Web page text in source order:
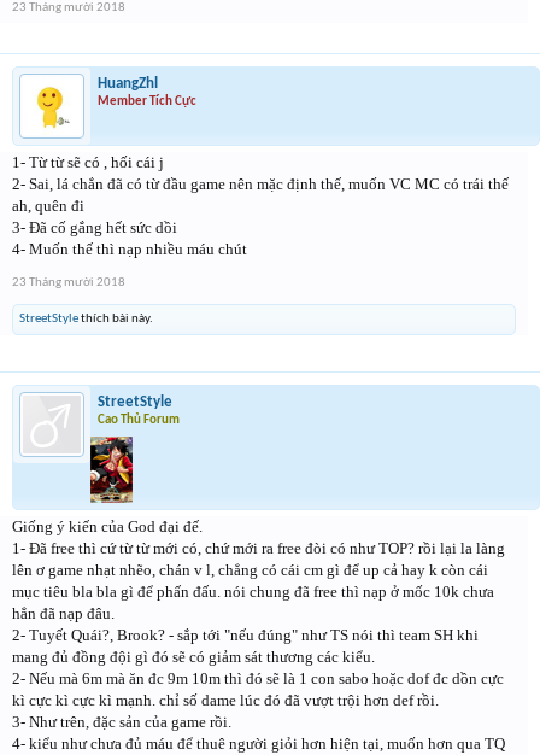
23 Tháng mười 2018
HuangZhl
Member Tích Cực
1- Từ từ sẽ có , hối cái j
2- Sai, lá chắn đã có từ đầu game nên mặc định thế, muốn VC MC có trái thế
ah, quên đi
3- Đã cố gắng hết sức dồi
4- Muốn thế thì nạp nhiều máu chút
23 Tháng mười 2018
StreetStylethích bài này.
StreetStyle
Cao Thủ Forum
Giống ý kiến của God đại đế.
1- Đã free thì cứ từ từ mới có, chứ mới ra free đòi có như TOP? rồi lại la làng
lên ơ game nhạt nhẽo, chán v l, chẳng có cái cm gì để up cả hay k còn cái
mục tiêu bla bla gì để phấn đấu. nói chung đã free thì nạp ở mốc 10k chưa
hẳn đã nạp đâu.
2- Tuyết Quái?, Brook? - sắp tới "nếu đúng" như TS nói thì team SH khi
mang đủ đồng đội gì đó sẽ có giảm sát thương các kiểu.
2- Nếu mà 6m mà ăn đc 9m 10m thì đó sẽ là 1 con sabo hoặc dof đc dồn cực
kì cực kì cực kì mạnh. chỉ số dame lúc đó đã vượt trội hơn def rồi.
3- Như trên, đặc sản của game rồi.
4- kiểu như chưa đủ máu để thuê người giỏi hơn hiện tại, muốn hơn qua TQ